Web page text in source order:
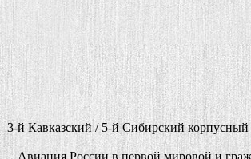
3-й Кавказский / 5-й Сибирский
Авиация России в первой мировой и